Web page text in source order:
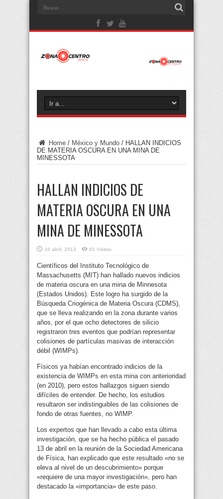
Home / México y Mundo / HALLAN INDICIOS
DE MATERIA OSCURA EN UNA MINA DE
MINESSOTA
HALLAN INDICIOS DE
MATERIA OSCURA EN UNA
MINA DE MINESSOTA
16 abril, 2013 61 Visitas
Científicos del Instituto Tecnológico de
Massachusetts (MIT) han hallado nuevos indicios
de materia oscura en una mina de Minnesota
(Estados Unidos). Este logro ha surgido de la
Búsqueda Criogénica de Materia Oscura (CDMS),
que se lleva realizando en la zona durante varios
años, por el que ocho detectores de silicio
registraron tres eventos que podrían representar
colisiones de partículas masivas de interacción
débil (WIMPs).
Físicos ya habían encontrado indicios de la
existencia de WIMPs en esta mina con anterioridad
(en 2010), pero estos hallazgos siguen siendo
difíciles de entender. De hecho, los estudios
resultaron ser indistinguibles de las colisiones de
fondo de otras fuentes, no WIMP.
Los expertos que han llevado a cabo esta última
investigación, que se ha hecho pública el pasado
13 de abril en la reunión de la Sociedad Americana
de Física, han explicado que este resultado «no se
eleva al nivel de un descubrimiento» porque
«requiere de una mayor investigación», pero han
destacado la «importancia» de este paso.